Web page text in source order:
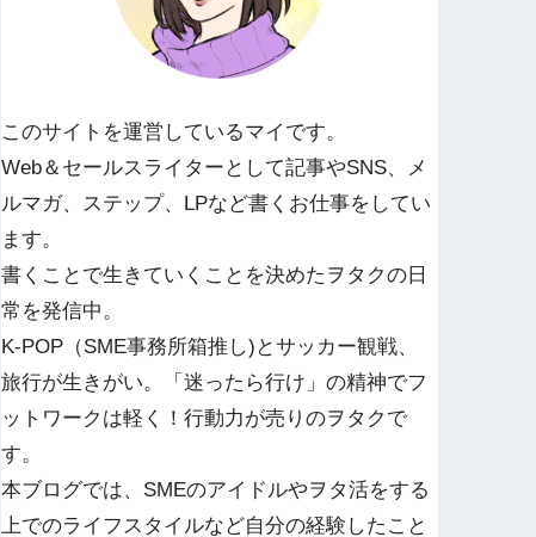
このサイトを運営しているマイです。
Web＆セールスライターとして記事やSNS、メ
ルマガ、ステップ、LPなど書くお仕事をしてい
ます。
書くことで生きていくことを決めたヲタクの日
常を発信中。
K-POP（SME事務所箱推し)とサッカー観戦、
旅行が生きがい。「迷ったら行け」の精神でフ
ットワークは軽く！行動力が売りのヲタクで
す。
本ブログでは、SMEのアイドルやヲタ活をする
上でのライフスタイルなど自分の経験したこと